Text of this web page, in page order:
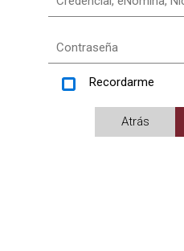
Recordarme
Atrás